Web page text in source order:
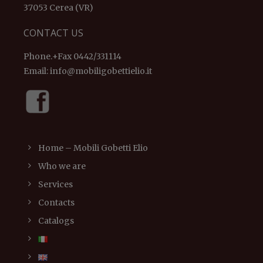
37053 Cerea (VR)
CONTACT US
Phone.+Fax 0442/331114
Email:info@mobiligobettielio.it
Home – Mobili Gobetti Elio
Who we are
Services
Contacts
Catalogs